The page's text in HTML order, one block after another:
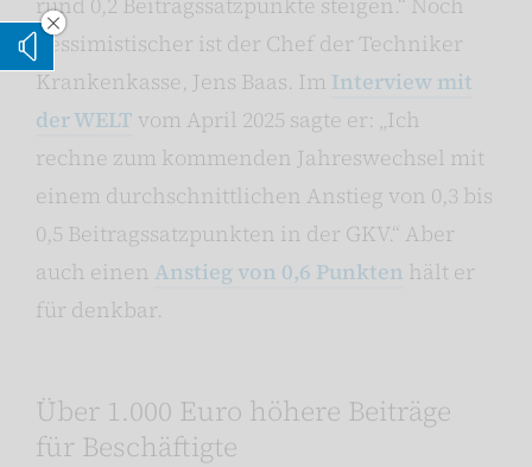
pessimistischer ist der Chef der Techniker
Krankenkasse, Jens Baas. Im Interview mit
der WELT vom April 2025 sagte er: „Ich
rechne zum kommenden Jahreswechsel mit
einem durchschnittlichen Anstieg von 0,3 bis
0,5 Beitragssatzpunkten in der GKV.“ Aber
auch einen Anstieg von 0,6 Punkten hält er
für denkbar.
Über 1.000 Euro höhere Beiträge
für Beschäftigte
Vorleseoption verstecken
Vorlesen